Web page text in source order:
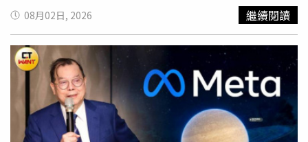
融轉型的陽信銀行，也較一般大型銀行更懂得服務客戶。張
經理舉例，曾有一位要辦理車貸的客戶，每天都要忙到很晚
才能回家，陽信的車貸專員也會配合時間到客戶家中辦理對
保。「別人眼中不可思議的服務，正是陽信同仁認為理所當
然的日常。」陽信銀行堅持保留實體分行的專人服務，希望
讓每一位客戶都能找到值得信賴的金融夥伴。（圖／黃耀徵
攝）金融服務，最後仍須回到「人」金融科技讓貸款流程愈
來愈快速，線上申辦、數位審核已成為趨勢。但科技可以縮
短等待時間，卻無法取代人與人之間建立的信任。陽信銀行
座（旅行運、桃花運）八月是射手座最適合走出去的一個
月。旅行、出差、進修、跨領域合作都有好運加持，容易遇
到新的機會與新的視野。桃花運也相當不錯，容易因共同興
趣、旅行或學習而認識聊得來的人，感情發展自然又輕
鬆。・摩羯座（財運、工作運）摩羯座八月的財運穩定向
上，適合加薪談判、投資規劃、增加收入來源。你的努力開
始慢慢轉化成實際成果。工作運也很強，容易接觸重要專
案、提升職位或獲得更多信任。雖然忙碌，但回報也相對豐
厚。・水瓶座（貴人運、合作運）八月的水瓶座容易遇到關
釋憲但不執行方式處理。賴士葆批評，未來帳戶條例依規劃
孩子從出生到18歲可累積約114萬元，結果賴清德政府不願
接受立法院通過版本，只願推動行政院版本，質疑賴清德、
行政院長卓榮泰企圖透過不副署或不執行的方式干預立法院
職權。他批評，民進黨竟將攸關兒少福利的法案當成政治攻
防工具，「犧牲的是全國百姓的福利」。
08月02日, 2026 繼續閱讀